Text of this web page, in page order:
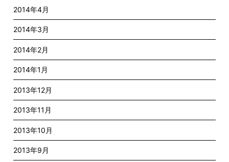
2014年4月
2014年3月
2014年2月
2014年1月
2013年12月
2013年11月
2013年10月
2013年9月